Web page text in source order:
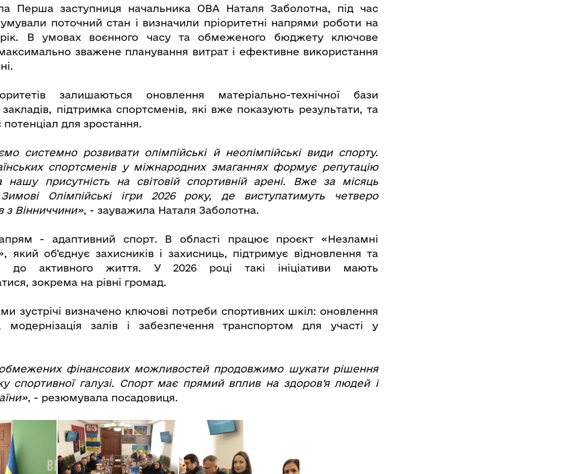
Перша заступниця начальника ОВА Наталя Заболотна, під час
поточний стан і визначили пріоритетні напрями роботи на
рік. В умовах воєнного часу та обмеженого бюджету ключове
зважене планування витрат і ефективне використання
залишаються оновлення матеріально-технічної бази
підтримка спортсменів, які вже показують результати, та
для зростання.
системно розвивати олімпійські й неолімпійські види спорту.
спортсменів у міжнародних змаганнях формує репутацію
нашу присутність на світовій спортивній арені. Вже за місяць
Олімпійські ігри 2026 року, де виступатимуть четверо
з Вінниччини», - зауважила Наталя Заболотна.
- адаптивний спорт. В області працює проєкт «Незламні
який об’єднує захисників і захисниць, підтримує відновлення та
до активного життя. У 2026 році такі ініціативи мають
зокрема на рівні громад.
зустрічі визначено ключові потреби спортивних шкіл: оновлення
модернізація залів і забезпечення транспортом для участі у
обмежених фінансових можливостей продовжимо шукати рішення
спортивної галузі. Спорт має прямий вплив на здоров’я людей і
, - резюмувала посадовиця.